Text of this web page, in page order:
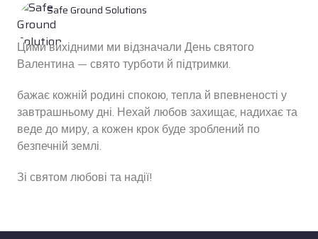
Safe Ground Solutions
Цими вихідними ми відзначали День святого
Валентина — свято турботи й підтримки.
бажає кожній родині спокою, тепла й впевненості у
завтрашньому дні. Нехай любов захищає, надихає та
веде до миру, а кожен крок буде зроблений по
безпечній землі.
Зі святом любові та надії!